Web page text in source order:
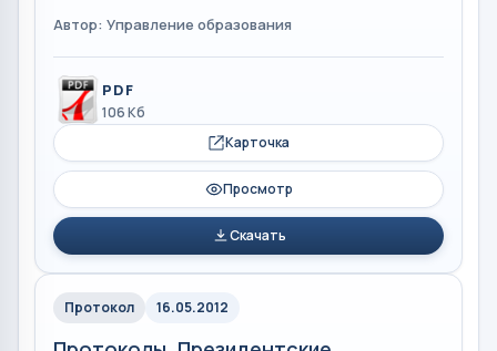
Автор: Управление образования
PDF
106 Кб
Карточка
Просмотр
Скачать
Протокол 16.05.2012